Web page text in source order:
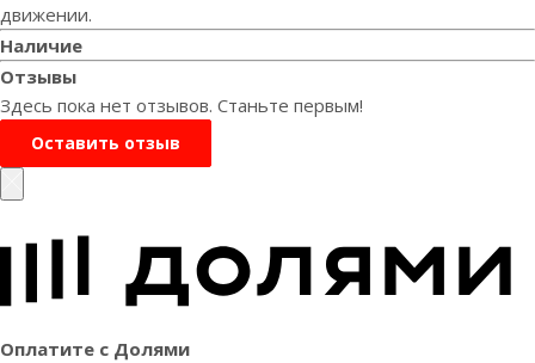
движении.
Наличие
Отзывы
Здесь пока нет отзывов. Станьте первым!
Оставить отзыв
Оплатите с Долями